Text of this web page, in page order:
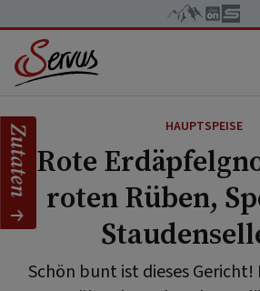
HAUPTSPEISE
Rote
roten Rüben,
Schön bunt ist dieses Gericht!
Zutaten